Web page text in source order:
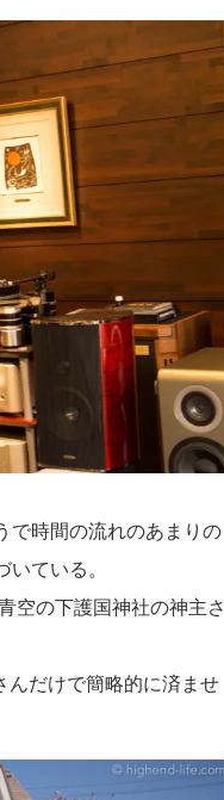
で時間の流れのあまりの
ている。
空の下護国神社の神主さ
だけで簡略的に済ませ